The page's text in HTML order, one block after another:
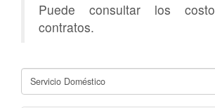
Puede consultar los
contratos.